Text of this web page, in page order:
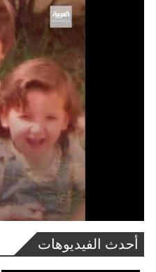
أحدث الفيديوهات